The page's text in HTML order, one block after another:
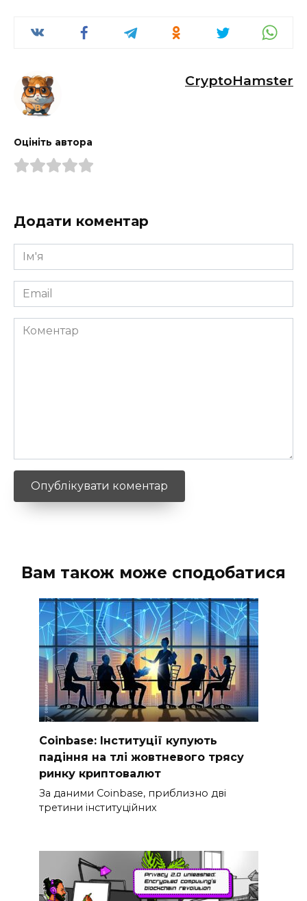
CryptoHamster
Оцініть автора
Додати коментар
Ім'я
*
Email
*
Коментар
Вам також може сподобатися
Coinbase: Інституції купують
падіння на тлі жовтневого трясу
ринку криптовалют
За даними Coinbase, приблизно дві
третини інституційних